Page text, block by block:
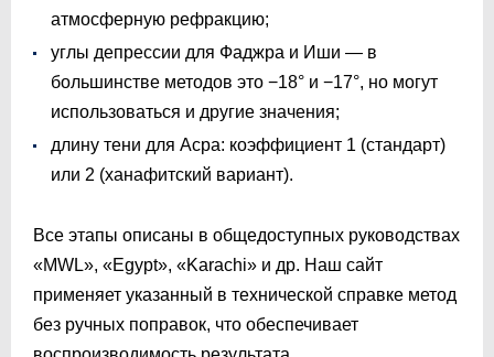
атмосферную рефракцию;
углы депрессии для Фаджра и Иши — в
большинстве методов это −18° и −17°, но могут
использоваться и другие значения;
длину тени для Асра: коэффициент 1 (стандарт)
или 2 (ханафитский вариант).
Все этапы описаны в общедоступных руководствах
«MWL», «Egypt», «Karachi» и др. Наш сайт
применяет указанный в технической справке метод
без ручных поправок, что обеспечивает